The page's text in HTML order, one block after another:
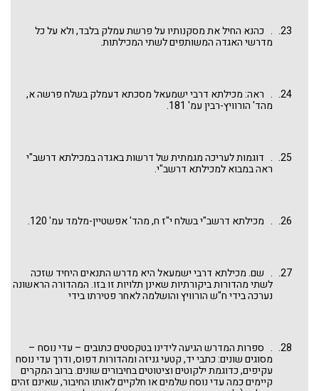
. כהנא החיל את מסקנותיו על פרשת עמלק בלבד, ולא על כל
מדרשי האגדה המשותפים לשתי המכילתות.
. ראה: מכילתא דרבי ישמעאל מסכתא דעמלק בשלח פרשה א,
מהד' הורוויץ-רבין עמ' 181.
. דוגמות לעריכה מגמתית של דרשות באגדה במכילתא דרשב"י
ראה במבוא למכילתא דרשב"י.
. מכילתא דרשב"י בשלח י"ז ח, מהד' אפשטיין-מלמד עמ' 120.
. שם.מכילתא דרבי ישמעאל היא מדרש התנאים היחיד שזכה
לשתי מהדורות ביקורתיות שאינן תלויות זו בזו. המהדורה הראשונה
נערכה בידי ח"ש הורוויץ והושלמה לאחר פטירתו בידי
. ספרות המדרש הגיעה לידינו בטקסטים כתובים – עדי נוסח –
מסוגים שונים: כתבי יד, קטעי גניזה ומהדורות דפוס, ודרך עדי נוסח
עקיפים, כדוגמת ילקוטים וציטוטים בחיבורים שונים. ברוב המקרים
קיימים כמה עדי נוסח שלמים או חלקיים לאותו החיבור, שאינם זהים